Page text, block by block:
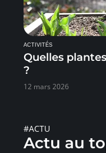
ACTIVITÉS
Quelles
?
12 mars 2026
#ACTU
Actu au